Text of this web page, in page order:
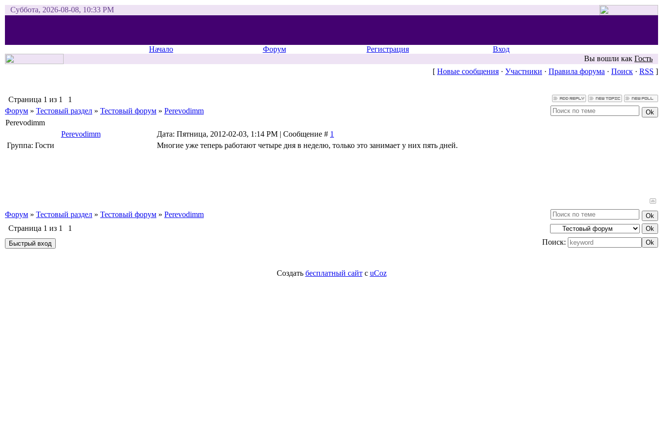
Суббота, 2026-08-08, 10:33 PM
Начало Форум Регистрация
Вход
Вы вошли как Гость
[ Новые сообщения · Участники · Правила форума · Поиск · RSS ]
Страница 1 из 1
1
Форум » Тестовый раздел » Тестовый форум » Perevodimm
Perevodimm
Perevodimm
Дата: Пятница, 2012-02-03, 1:14 PM | Сообщение # 1
Группа: Гости
Многие уже теперь работают четыре дня в неделю, только это занимает у них пять дней.
Форум » Тестовый раздел » Тестовый форум » Perevodimm
Страница 1 из 1
1
Поиск:
Создать бесплатный сайтс uCoz